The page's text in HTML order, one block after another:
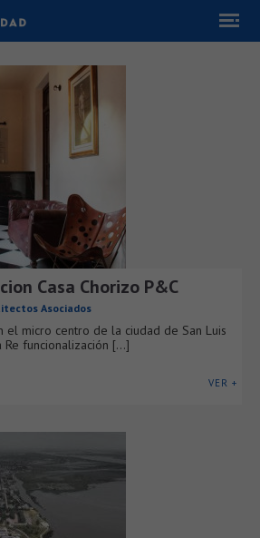
Casa Chorizo P&C
Asociados
el micro centro de la ciudad de San Luis
Re funcionalización [...]
VER +